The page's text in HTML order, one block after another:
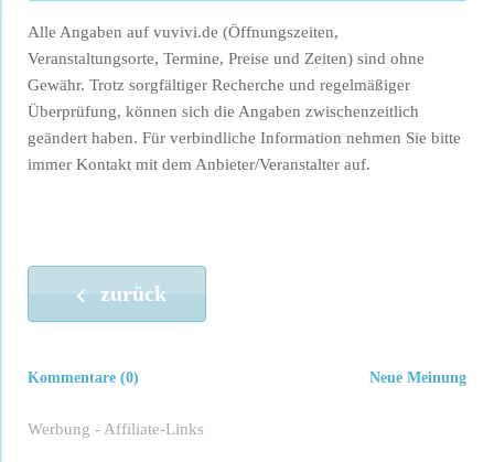
Alle Angaben auf vuvivi.de (Öffnungszeiten,
Veranstaltungsorte, Termine, Preise und Zeiten) sind ohne
Gewähr. Trotz sorgfältiger Recherche und regelmäßiger
Überprüfung, können sich die Angaben zwischenzeitlich
geändert haben. Für verbindliche Information nehmen Sie bitte
immer Kontakt mit dem Anbieter/Veranstalter auf.
zurück
Neue Meinung
Kommentare (0)
Werbung - Affiliate-Links